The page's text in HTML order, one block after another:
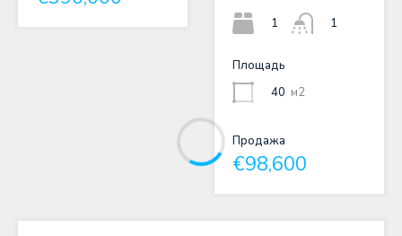
1
1
Площадь
40 м2
Продажа
€98,600